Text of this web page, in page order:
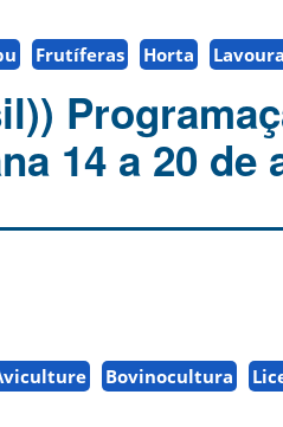
Frutíferas Horta
14 a 20 de
Bovinocultura